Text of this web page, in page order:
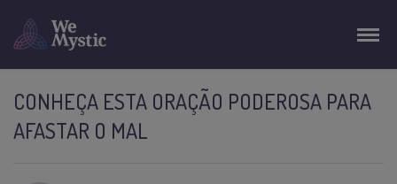
CONHEÇA ESTA ORAÇÃO PODEROSA PARA
AFASTAR O MAL